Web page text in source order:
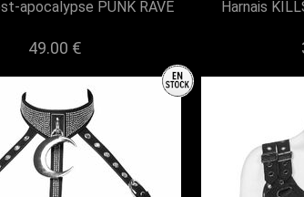
apocalypse PUNK RAVE
49.00 €
Harnais